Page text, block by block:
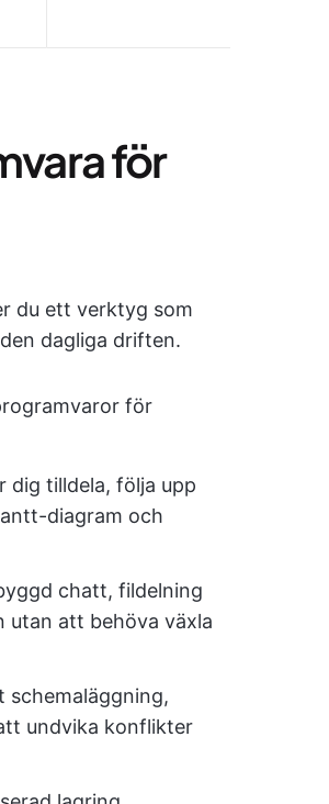
för
du ett verktyg som
dagliga driften.
för
dig tilldela, följa upp
diagram och
chatt, fildelning
utan att behöva växla
schemaläggning,
undvika konflikter